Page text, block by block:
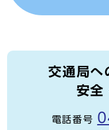
交通局
安全
電話番号